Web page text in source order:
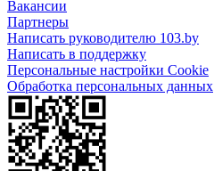
Вакансии
Партнеры
Написать руководителю 103.by
Написать в поддержку
Персональные настройки Cookie
Обработка персональных данных